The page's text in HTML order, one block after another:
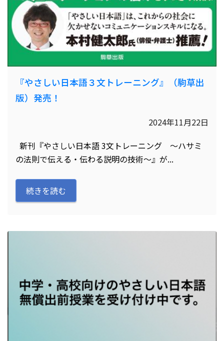
『やさしい日本語３文トレーニング』（駒草出
版）発売！
2024年11月22日
新刊『やさしい日本語 3文トレーニング 〜ハサミ
の法則で伝える・伝わる説明の技術〜』が...
続きを読む